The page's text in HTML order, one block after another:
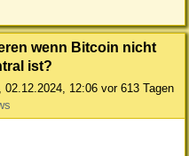
wenn Bitcoin nicht
ist?
02.12.2024, 12:06 vor 613 Tagen